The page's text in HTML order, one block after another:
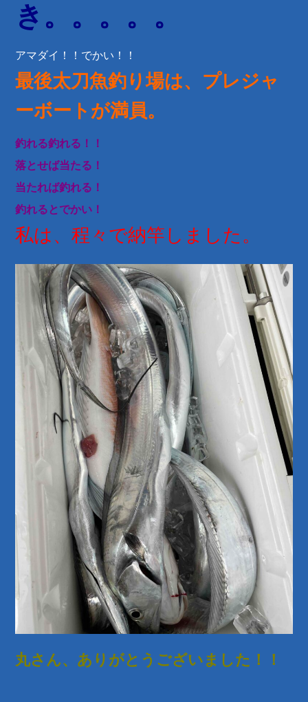
き。。。。。
アマダイ！！でかい！！
最後太刀魚釣り場は、プレジャ
ーボートが満員。
釣れる釣れる！！
落とせば当たる！
当たれば釣れる！
釣れるとでかい！
私は、程々で納竿しました。
丸さん、ありがとうございました！！